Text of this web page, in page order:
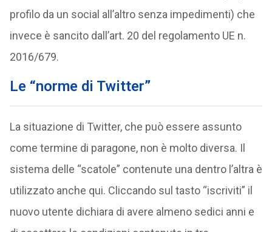
profilo da un social all’altro senza impedimenti) che
invece è sancito dall’art. 20 del regolamento UE n.
2016/679.
Le “norme di Twitter”
La situazione di Twitter, che può essere assunto
come termine di paragone, non è molto diversa. Il
sistema delle “scatole” contenute una dentro l’altra è
utilizzato anche qui. Cliccando sul tasto “iscriviti” il
nuovo utente dichiara di avere almeno sedici anni e